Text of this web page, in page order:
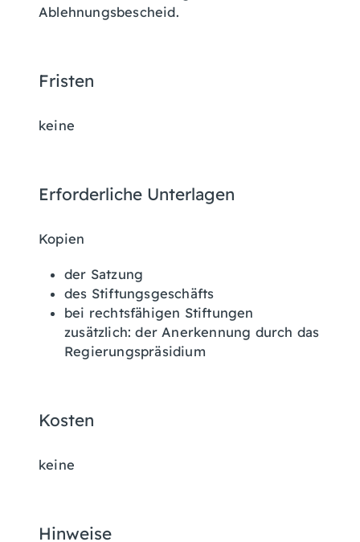
Ablehnungsbescheid.
Fristen
keine
Erforderliche Unterlagen
Kopien
der Satzung
des Stiftungsgeschäfts
bei rechtsfähigen Stiftungen
zusätzlich: der Anerkennung durch das
Regierungspräsidium
Kosten
keine
Hinweise